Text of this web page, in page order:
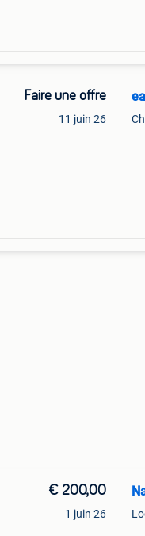
Faire une offre
11 juin 26
€ 200,00
1 juin 26